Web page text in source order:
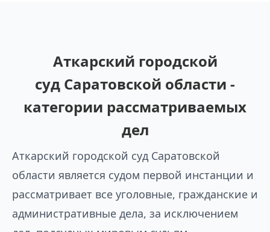
Аткарский городской
суд Саратовской области -
категории рассматриваемых
дел
Аткарский городской суд Саратовской
области является судом первой инстанции и
рассматривает все уголовные, гражданские и
административные дела, за исключением